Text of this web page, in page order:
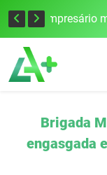
Edital para construção de ponte entre Itapiranga e Barra do Guarita deve ser lançado no segundo semestre
Brigada
engasgada